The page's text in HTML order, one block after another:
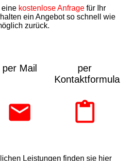
eine kostenlose Anfragefür Ihr
ein Angebot so schnell wie
zurück.
per Mail
per
Kontaktformular:
Leistungen finden sie hier